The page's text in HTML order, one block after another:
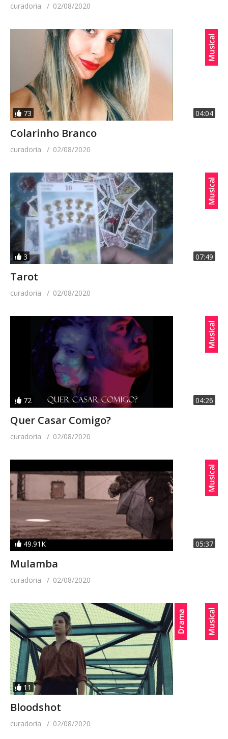
curadoria 02/08/2020
73 04:04
Colarinho Branco
curadoria 02/08/2020
3 07:49
Tarot
curadoria 02/08/2020
72 04:26
Quer Casar Comigo?
curadoria 02/08/2020
49.91K 05:37
Mulamba
curadoria 02/08/2020
11
Bloodshot
curadoria 02/08/2020